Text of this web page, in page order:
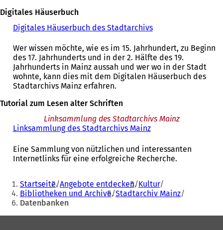
b
)
i
e
m
n
e
T
a
b
Digitales Häuserbuch
Digitales Häuserbuch des Stadtarchivs(
f
f
n
e
i
m
n
e
n
a
Wer wissen möchte, wie es im 15. Jahrhundert, zu Beginn
des 17. Jahrhunderts und in der 2. Hälfte des 19.
Jahrhunderts in Mainz aussah und wer wo in der Stadt
wohnte, kann dies mit dem Digitalen Häuserbuch des
Stadtarchivs Mainz erfahren.
Tutorial zum Lesen alter Schriften
Linksammlung des Stadtarchivs Mainz
Linksammlung des Stadtarchivs Mainz
Eine Sammlung von nützlichen und interessanten
Internetlinks für eine erfolgreiche Recherche.
Sie
befinden
sich
hier:
Startseite Angebote entdecken Kultur
Bibliotheken und Archive Stadtarchiv Mainz
Datenbanken